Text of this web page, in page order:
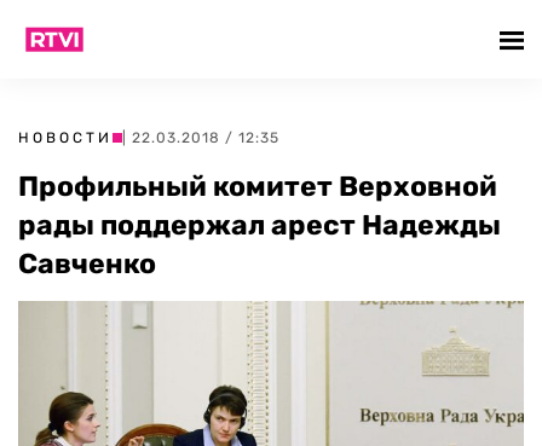
НОВОСТИ | 22.03.2018 / 12:35
Профильный комитет Верховной
рады поддержал арест Надежды
Савченко